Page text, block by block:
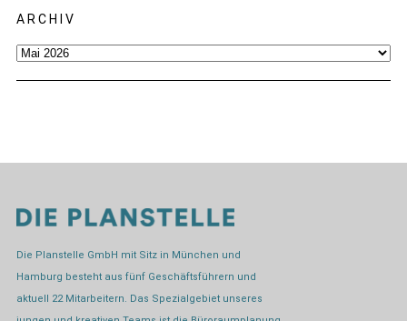
ARCHIV
Archiv
Die Planstelle GmbH mit Sitz in München und
Hamburg besteht aus fünf Geschäftsführern und
aktuell 22 Mitarbeitern. Das Spezialgebiet unseres